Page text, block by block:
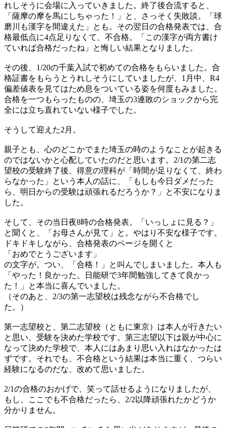
れしそうに会場に入っていきました。終了後合流すると、
「薩摩の摩を馬にしちゃった！」と、さっそく失敗談。「球
磨川も漢字を間違えた」とも。その翌日の合格発表では、合
格最低点に4点足りなくて、不合格。「この漢字が両方書け
ていれば合格だったね」と悔しい結果となりました。
その後、1/20の千葉入試で初めての合格をもらいました。合
格証書をもらうとうれしそうにしていましたが、1月中、R4
偏差値表を見てはため息をついている姿を何度もみました。
合格を一つもらったものの、埼玉の3連敗のショックから完
全には立ち直れていない様子でした。
そうして迎えた2月。
親子とも、心のどこかでまた埼玉の時のようなことが起きる
のではないかと心配していたのだと思います。2/1の第二志
望校の受験終了後、得意の理科が「時間が足りなくて、終わ
らなかった」という本人の話に、「もしも今日ダメだった
ら、明日からの受験は頑張れるだろうか？」と不安になりま
した。
そして、その当日夜8時の合格発表。「いっしょに見る？」
と聞くと、「お母さんが見て」と。やはり不安な様子です。
ドキドキしながら、合格発表のページを開くと
「おめでとうございます」
の文字が。つい、「合格！」と叫んでしまいました。本人も
「やった！良かった。日能研で3年間勉強してきて良かっ
た！」と本当に喜んでいました。
（そのあと、2/3の第一志望校は残念ながら不合格でし
た。）
第一志望校と、第二志望校（ともに東京）は本人が行きたい
と思い、受験を決めた学校です。第三志望以下は親が中心に
なって決めた学校で、本人にはあまり思い入れはなかったは
ずです。それでも、不合格という結果は本当に重く、つらい
経験になるのだな、改めて思いました。
2/1の合格のおかげで、笑って話せるようになりましたが、
もし、ここでも不合格だったら、2/2以降頑張れたかどうか
分かりません。